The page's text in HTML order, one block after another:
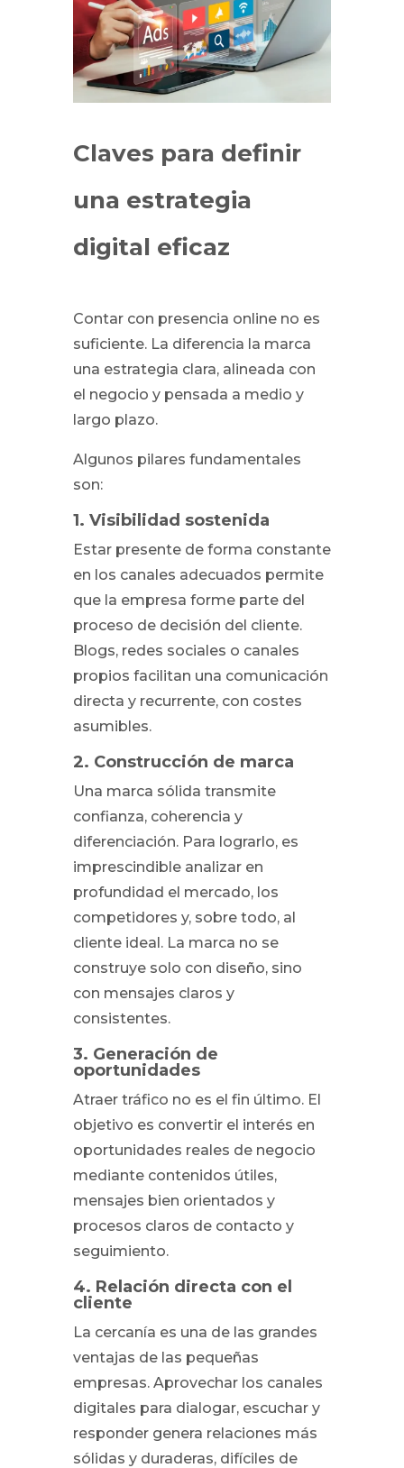
Claves para definir
una estrategia
digital eficaz
Contar con presencia online no es
suficiente. La diferencia la marca
una estrategia clara, alineada con
el negocio y pensada a medio y
largo plazo.
Algunos pilares fundamentales
son:
1. Visibilidad sostenida
Estar presente de forma constante
en los canales adecuados permite
que la empresa forme parte del
proceso de decisión del cliente.
Blogs, redes sociales o canales
propios facilitan una comunicación
directa y recurrente, con costes
asumibles.
2. Construcción de marca
Una marca sólida transmite
confianza, coherencia y
diferenciación. Para lograrlo, es
imprescindible analizar en
profundidad el mercado, los
competidores y, sobre todo, al
cliente ideal. La marca no se
construye solo con diseño, sino
con mensajes claros y
consistentes.
3. Generación de
oportunidades
Atraer tráfico no es el fin último. El
objetivo es convertir el interés en
oportunidades reales de negocio
mediante contenidos útiles,
mensajes bien orientados y
procesos claros de contacto y
seguimiento.
4. Relación directa con el
cliente
La cercanía es una de las grandes
ventajas de las pequeñas
empresas. Aprovechar los canales
digitales para dialogar, escuchar y
responder genera relaciones más
sólidas y duraderas, difíciles de